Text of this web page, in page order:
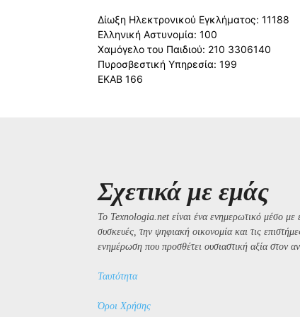
Δίωξη Ηλεκτρονικού Εγκλήματος: 11188
Ελληνική Αστυνομία: 100
Χαμόγελο του Παιδιού: 210 3306140
Πυροσβεστική Υπηρεσία: 199
ΕΚΑΒ 166
Σχετικά με εμάς
Το Texnologia.net είναι ένα ενημερωτικό μέσο με
συσκευές, την ψηφιακή οικονομία και τις
ενημέρωση που προσθέτει ουσιαστική αξία στον
Ταυτότητα
Όροι Χρήσης